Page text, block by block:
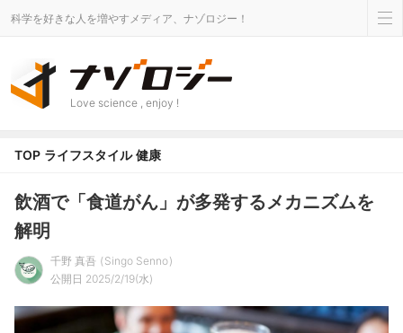
科学を好きな人を増やすメディア、ナゾロジー！
Love science , enjoy !
TOP ライフスタイル 健康
飲酒で「食道がん」が多発するメカニズムを
解明
千野 真吾
Singo Senno
公開日 2025/2/19(水)